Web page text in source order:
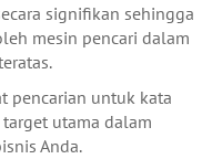
signifikan sehingga
mesin pencari dalam
pencarian untuk kata
utama dalam
Anda.